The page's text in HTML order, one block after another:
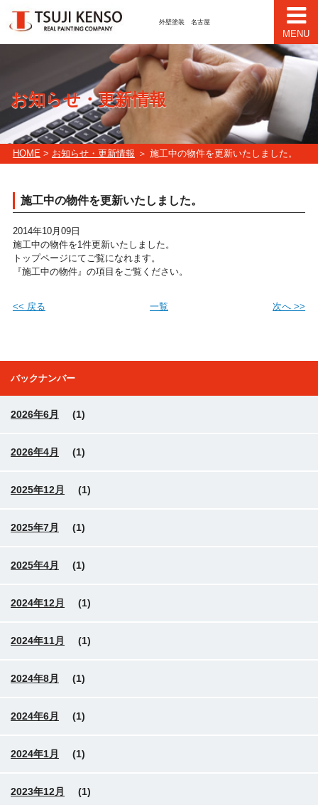
外壁塗装 名古屋
MENU
お知らせ・更新情報
HOME> お知らせ・更新情報 ＞ 施工中の物件を更新いたしました。
施工中の物件を更新いたしました。
2014年10月09日
施工中の物件を1件更新いたしました。
トップページにてご覧になれます。
『施工中の物件』の項目をご覧ください。
<< 戻る 一覧 次へ >>
バックナンバー
2026年6月 (1)
2026年4月 (1)
2025年12月 (1)
2025年7月 (1)
2025年4月 (1)
2024年12月 (1)
2024年11月 (1)
2024年8月 (1)
2024年6月 (1)
2024年1月 (1)
2023年12月 (1)